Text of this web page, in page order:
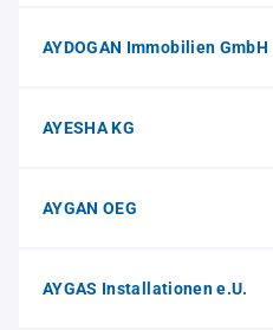
AYDOGAN Immobilien GmbH
AYESHA KG
AYGAN OEG
AYGAS Installationen e.U.